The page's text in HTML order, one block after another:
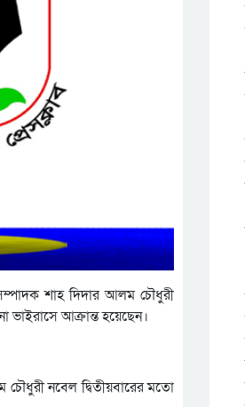
শাহ দিদার আলম চৌধুরী
আক্রান্ত হয়েছেন।
নবেল দ্বিতীয়বারের মতো